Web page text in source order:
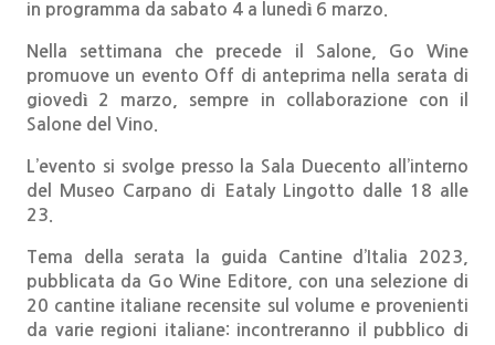
in programma da sabato 4 a lunedì 6 marzo.
Nella settimana che precede il Salone, Go Wine
promuove un evento Off di anteprima nella serata di
giovedì 2 marzo, sempre in collaborazione con il
Salone del Vino.
L’evento si svolge presso la Sala Duecento all’interno
del Museo Carpano di Eataly Lingotto dalle 18 alle
23.
Tema della serata la guida Cantine d’Italia 2023,
pubblicata da Go Wine Editore, con una selezione di
20 cantine italiane recensite sul volume e provenienti
da varie regioni italiane: incontreranno il pubblico di